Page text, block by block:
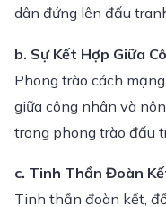
dân đứng lên đấu
b. Sự Kết Hợp Giữa
Phong trào cách
giữa công nhân và
trong phong trào đấu
c. Tinh Thần Đoàn
Tinh thần đoàn kết,